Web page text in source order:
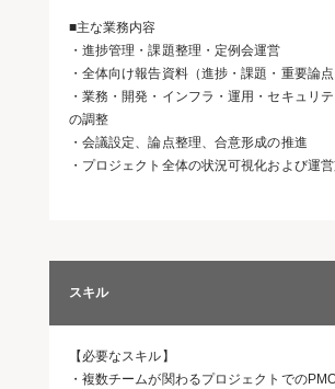
■主な業務内容
・進捗管理・課題整理・定例会運営
・全体向け報告資料（進捗・課題・重要論
・業務・開発・インフラ・運用・セキュリ
の調整
・会議設定、論点整理、合意形成の推進
・プロジェクト全体の状況可視化および運
スキル
【必要なスキル】
・複数チームが関わるプロジェクトでの